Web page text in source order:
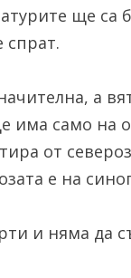
ще са
спрат.
а
има само на
от
е на
и няма да